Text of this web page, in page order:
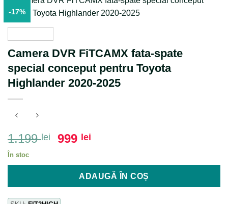
-17%
Camera DVR FiTCAMX fata-spate
special conceput pentru Toyota
Highlander 2020-2025
1.199lei
Prețul
a
fost:
1.199 lei.
999 lei
este:
999 lei.
În stoc
ADAUGĂ ÎN COȘ